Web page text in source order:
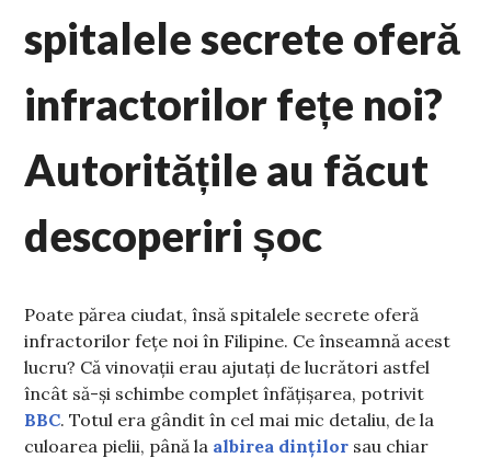
spitalele secrete oferă
infractorilor fețe noi?
Autoritățile au făcut
descoperiri șoc
Poate părea ciudat, însă spitalele secrete oferă
infractorilor fețe noi în Filipine. Ce înseamnă acest
lucru? Că vinovații erau ajutați de lucrători astfel
încât să-și schimbe complet înfățișarea, potrivit
BBC. Totul era gândit în cel mai mic detaliu, de la
culoarea pielii, până la albirea dinților sau chiar